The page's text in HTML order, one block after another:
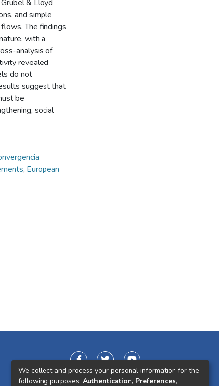
& Lloyd
and simple
The findings
with a
analysis of
revealed
do not
suggest that
be
social
, European
We collect and process your personal information for the
following purposes: Authentication, Preferences,